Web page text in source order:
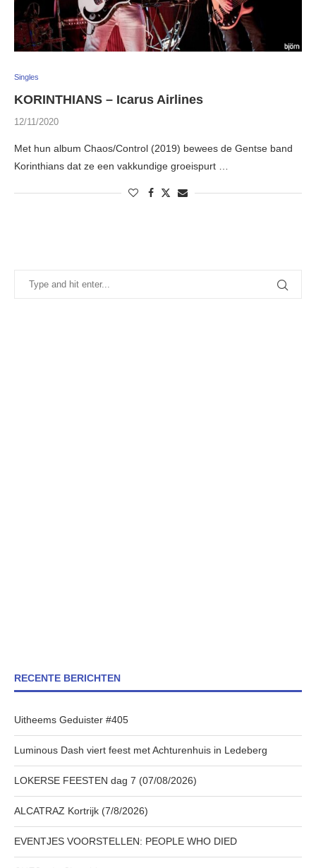
Singles
KORINTHIANS – Icarus Airlines
12/11/2020
Met hun album Chaos/Control (2019) bewees de Gentse band
Korinthians dat ze een vakkundige groeispurt …
RECENTE BERICHTEN
Uitheems Geduister #405
Luminous Dash viert feest met Achturenhuis in Ledeberg
LOKERSE FEESTEN dag 7 (07/08/2026)
ALCATRAZ Kortrijk (7/8/2026)
EVENTJES VOORSTELLEN: PEOPLE WHO DIED